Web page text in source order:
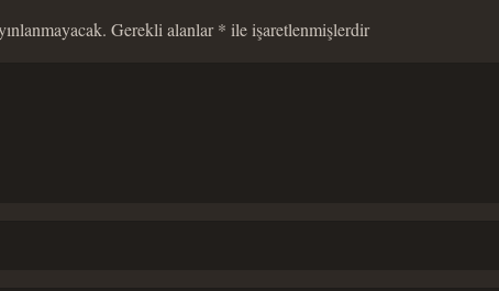
Gerekli alanlar* ile işaretlenmişlerdir